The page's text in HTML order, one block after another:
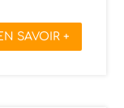
SAVOIR +